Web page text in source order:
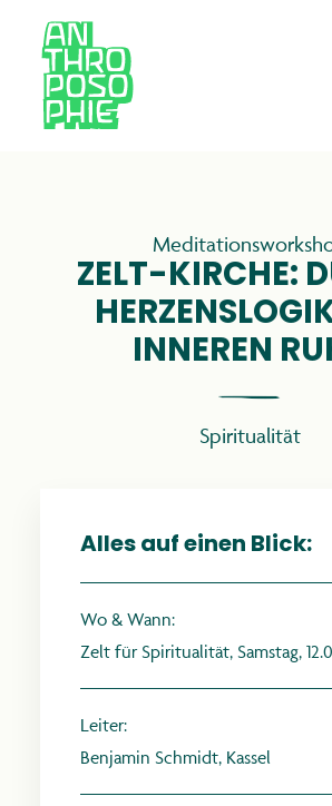
ZELT-KIRCHE:
INNEREN
Spiritualität
Alles auf einen Blick:
Wo & Wann:
Zelt für Spiritualität, Samstag,
Leiter:
Benjamin Schmidt, Kassel